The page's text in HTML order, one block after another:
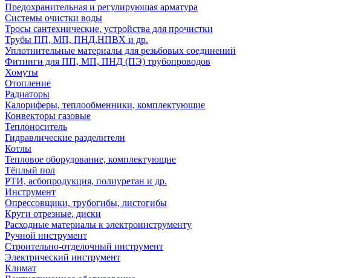
Предохранительная и регулирующая арматура
Системы очистки воды
Тросы сантехнические, устройства для прочистки
Трубы ПП, МП, ПНД,НПВХ и др.
Уплотнительные материалы для резьбовых соединений
Фитинги для ПП, МП, ПНД (ПЭ) трубопроводов
Хомуты
Отопление
Радиаторы
Калориферы, теплообменники, комплектующие
Конвекторы газовые
Теплоноситель
Гидравлические разделители
Котлы
Тепловое оборудование, комплектующие
Тёплый пол
РТИ, асбопродукция, полиуретан и др.
Инструмент
Опрессовщики, трубогибы, листогибы
Круги отрезные, диски
Расходные материалы к электроинструменту
Ручной инструмент
Строительно-отделочный инструмент
Электрический инструмент
Климат